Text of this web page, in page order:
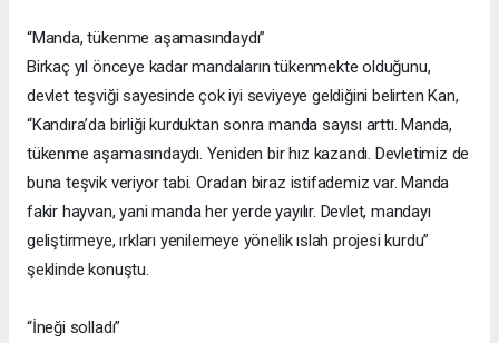
“Manda, tükenme aşamasındaydı”
Birkaç yıl önceye kadar mandaların tükenmekte olduğunu,
devlet teşviği sayesinde çok iyi seviyeye geldiğini belirten Kan,
“Kandıra’da birliği kurduktan sonra manda sayısı arttı. Manda,
tükenme aşamasındaydı. Yeniden bir hız kazandı. Devletimiz de
buna teşvik veriyor tabi. Oradan biraz istifademiz var. Manda
fakir hayvan, yani manda her yerde yayılır. Devlet, mandayı
geliştirmeye, ırkları yenilemeye yönelik ıslah projesi kurdu”
şeklinde konuştu.
“İneği solladı”